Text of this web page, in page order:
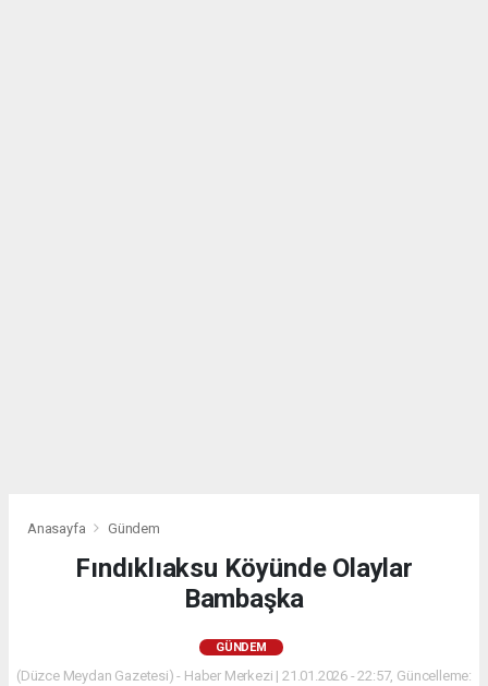
Anasayfa Gündem
Fındıklıaksu Köyünde Olaylar
Bambaşka
GÜNDEM
(Düzce Meydan Gazetesi) - Haber Merkezi | 21.01.2026 - 22:57, Güncelleme: